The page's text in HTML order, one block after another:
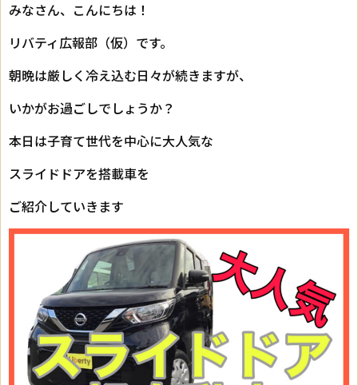
みなさん、こんにちは！
リバティ広報部（仮）です。
朝晩は厳しく冷え込む日々が続きますが、
いかがお過ごしでしょうか？
本日は子育て世代を中心に大人気な
スライドドアを搭載車を
ご紹介していきます